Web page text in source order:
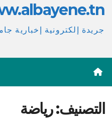
جريدة إلكترونية إخبارية
التصنيف:رياضة